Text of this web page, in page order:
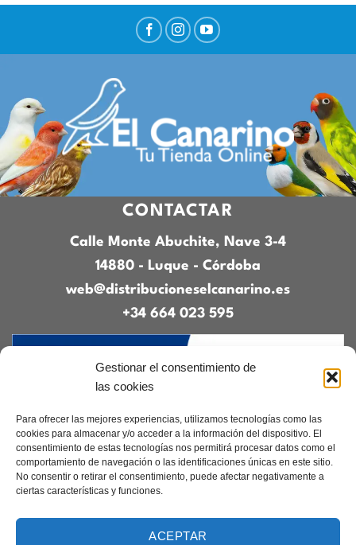
Gestionar el consentimiento de
las cookies
Para ofrecer las mejores experiencias, utilizamos tecnologías como las
cookies para almacenar y/o acceder a la información del dispositivo. El
consentimiento de estas tecnologías nos permitirá procesar datos como el
comportamiento de navegación o las identificaciones únicas en este sitio.
No consentir o retirar el consentimiento, puede afectar negativamente a
ciertas características y funciones.
ACEPTAR
CONTACTAR
Calle Monte Abuchite, Nave 3-4
14880 - Luque - Córdoba
web@distribucioneselcanarino.es
+34 664 023 595
Contacto|Incidencias|Devoluciones|
Condiciones generales
Diseñado porCreacionesDigitales.es